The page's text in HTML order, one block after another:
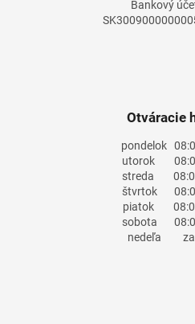
Bankový
SK300900000000
Otváracie
pondelok
utorok08:00
streda
štvrtok08:00
piatok08:00
sobota
nedeľa